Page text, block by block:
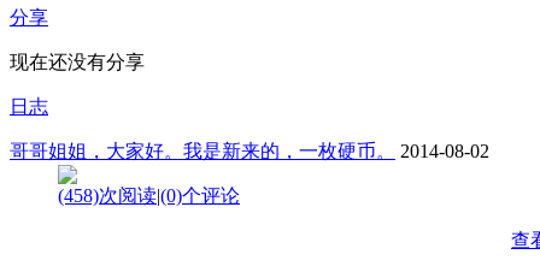
分享
现在还没有分享
日志
哥哥姐姐，大家好。我是新来的，一枚硬币。 2014-08-02
(458)次阅读|(0)个评论
查